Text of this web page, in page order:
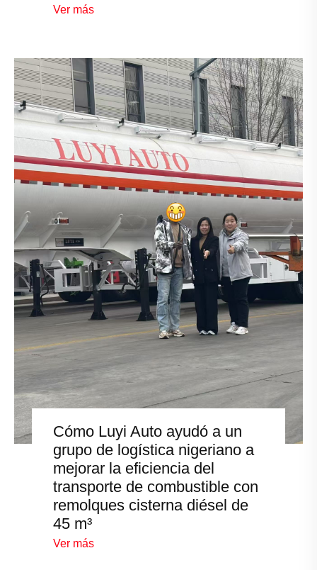
Ver más
Cómo Luyi Auto ayudó a un
grupo de logística nigeriano a
mejorar la eficiencia del
transporte de combustible con
remolques cisterna diésel de
45 m³
Ver más